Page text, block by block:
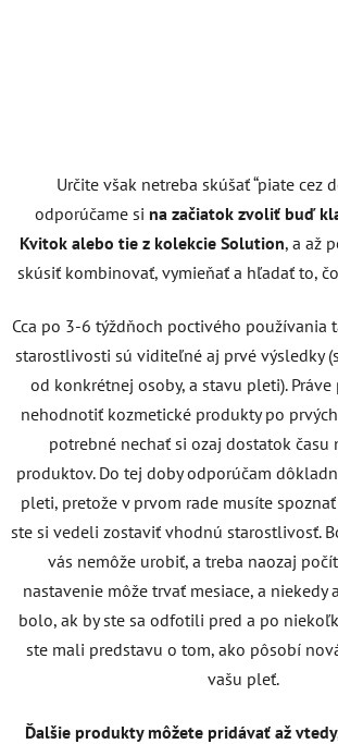
Určite však netreba skúšať “piate cez
odporúčame si na začiatok zvoliť buď
Kvitok alebo tie z kolekcie Solution, a až
skúsiť kombinovať, vymieňať a hľadať to,
Cca po 3-6 týždňoch poctivého používania
starostlivosti sú viditeľné aj prvé výsledky
od konkrétnej osoby, a stavu pleti).
nehodnotiť kozmetické produkty po
potrebné nechať si ozaj dostatok času
produktov. Do tej doby odporúčam
pleti, pretože v prvom rade musíte
ste si vedeli zostaviť vhodnú starostlivosť.
vás nemôže urobiť, a treba naozaj
nastavenie môže trvať mesiace, a niekedy
bolo, ak by ste sa odfotili pred a po
ste mali predstavu o tom, ako pôsobí
vašu pleť.
Ďalšie produkty môžete pridávať až